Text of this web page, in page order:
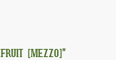
[MEZZO]"